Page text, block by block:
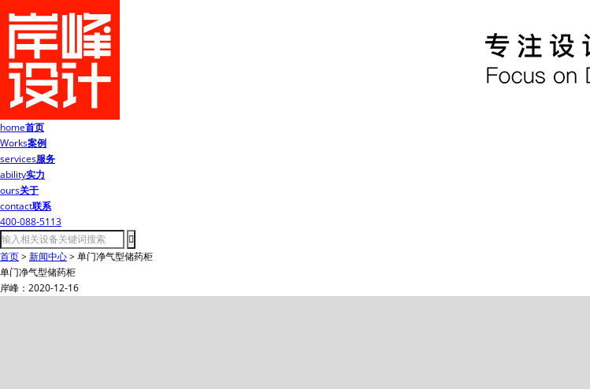
home首页
Works案例
services服务
ability实力
ours关于
contact联系
400-088-5113
首页> 新闻中心> 单门净气型储药柜
单门净气型储药柜
岸峰：2020-12-16